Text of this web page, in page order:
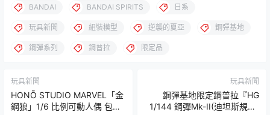
BANDAI BANDAI SPIRITS 日系
玩具新聞 組裝模型 逆襲的夏亞 鋼彈基地
鋼彈系列 鋼普拉 限定品
玩具新聞
HONŌ STUDIO MARVEL「金
鋼狼」1/6 比例可動人偶 包膠
玩具新聞
鋼彈基地限定鋼普拉『HG
1/144 鋼彈Mk-II(迪坦斯規格)